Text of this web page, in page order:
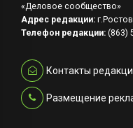
«Деловое сообщество»
Адрес редакции:
Телефон редакции: (863)
Контакты
Размещение